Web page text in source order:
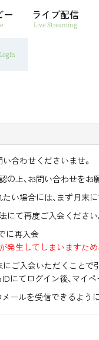
ー ライブ配信
Live Streaming
Login
合わせくださいませ。
上、お問い合わせをお
い場合には、まず月末
にて再度ご入会ください
に再入会
生してしまいますため
ご入会いただくことで
にてログイン後、マイ
ールを受信できるよう